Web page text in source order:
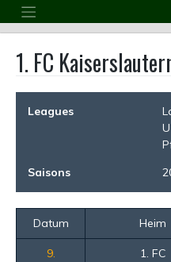
to
content
1. FC
Leagues
Saisons
Datum Heim
9.
1. FC